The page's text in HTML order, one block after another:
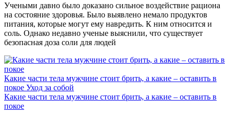
Учеными давно было доказано сильное воздействие рациона
на состояние здоровья. Было выявлено немало продуктов
питания, которые могут ему навредить. К ним относится и
соль. Однако недавно ученые выяснили, что существует
безопасная доза соли для людей
Какие части тела мужчине стоит брить, а какие – оставить в
покое Уход за собой
Какие части тела мужчине стоит брить, а какие – оставить в
покое